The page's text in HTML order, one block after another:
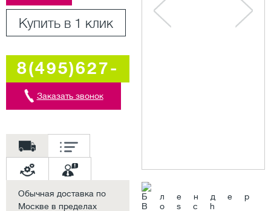
Купить в 1 клик
8(495)627-
5707
Заказать звонок
Обычная доставка по
Москве в пределах